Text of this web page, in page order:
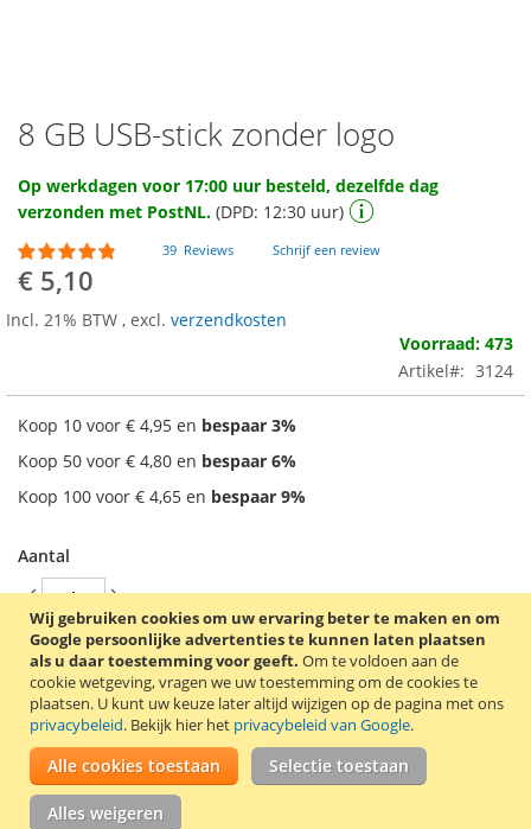
Wij gebruiken cookies om uw ervaring beter te maken en om
Google persoonlijke advertenties te kunnen laten plaatsen
als u daar toestemming voor geeft. Om te voldoen aan de
cookie wetgeving, vragen we uw toestemming om de cookies te
plaatsen. U kunt uw keuze later altijd wijzigen op de pagina met ons
privacybeleid. Bekijk hier het privacybeleid van Google.
Alle cookies toestaan Selectie toestaan
Alles weigeren
Ga
naar
het
begin
van
de
afbeeldingen-
gallerij
8 GB USB-stick zonder logo
Op werkdagen voor 17:00 uur besteld, dezelfde dag
verzonden met PostNL. (DPD: 12:30 uur)
Waardering:
92
% of100
39 Reviews Schrijf een review
€ 5,10
Incl. 21% BTW , excl. verzendkosten
Voorraad: 473
Artikel
3124
Koop 10 voor € 4,95 en bespaar 3%
Koop 50 voor € 4,80 en bespaar 6%
Koop 100 voor € 4,65 en bespaar 9%
Aantal
In Winkelwagen
VOEG TOE AAN VERLANGLIJST